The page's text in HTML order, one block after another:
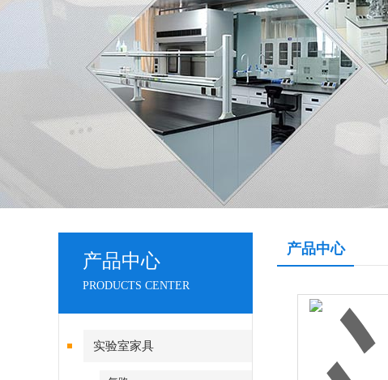
产品中心
PRODUCTS CENTER
实验室家具
产品中心